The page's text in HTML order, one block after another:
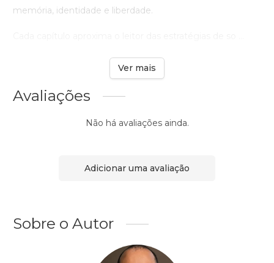
memória, identidade e liberdade.
Ver mais
Avaliações
Não há avaliações ainda.
Adicionar uma avaliação
Sobre o Autor